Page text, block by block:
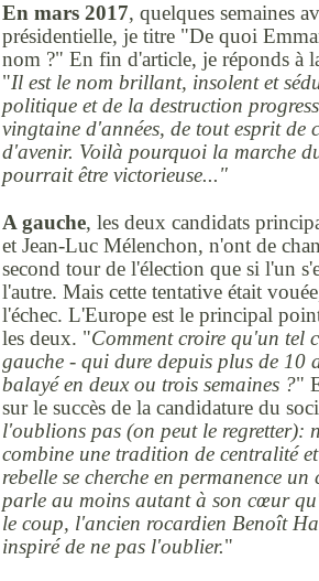
En mars 2017, quelques semaines
présidentielle, je titre "De quoi
nom ?" En fin d'article, je réponds à
"Il est le nom brillant, insolent et
politique et de la destruction
vingtaine d'années, de tout esprit de
d'avenir. Voilà pourquoi la marche
pourrait être victorieuse..."
A gauche, les deux candidats
et Jean-Luc Mélenchon, n'ont de
second tour de l'élection que si l'un
l'autre. Mais cette tentative était
l'échec. L'Europe est le principal
les deux. "Comment croire qu'un tel
gauche - qui dure depuis plus de 10
balayé en deux ou trois semaines ?"
sur le succès de la candidature du
l'oublions pas (on peut le regretter):
combine une tradition de centralité
rebelle se cherche en permanence
parle au moins autant à son cœur
le coup, l'ancien rocardien Benoît
inspiré de ne pas l'oublier."